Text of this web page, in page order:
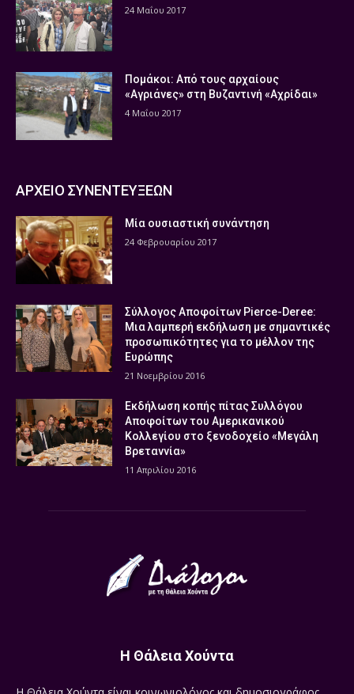
24 Μαΐου 2017
Πομάκοι: Από τους αρχαίους
«Αγριάνες» στη Βυζαντινή «Αχρίδαι»
4 Μαΐου 2017
ΑΡΧΕΙΟ ΣΥΝΕΝΤΕΥΞΕΩΝ
Μία ουσιαστική συνάντηση
24 Φεβρουαρίου 2017
Σύλλογος Αποφοίτων Pierce-Deree:
Μια λαμπερή εκδήλωση με σημαντικές
προσωπικότητες για το μέλλον της
Ευρώπης
21 Νοεμβρίου 2016
Εκδήλωση κοπής πίτας Συλλόγου
Αποφοίτων του Αμερικανικού
Κολλεγίου στο ξενοδοχείο «Μεγάλη
Βρεταννία»
11 Απριλίου 2016
Η Θάλεια Χούντα